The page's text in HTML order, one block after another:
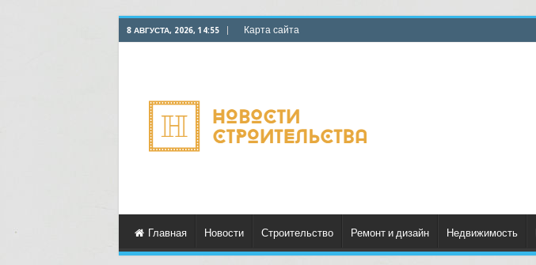
8 АВГУСТА, 2026, 14:55 Карта сайта
Главная Новости Строительство Ремонт и дизайн Недвижимость